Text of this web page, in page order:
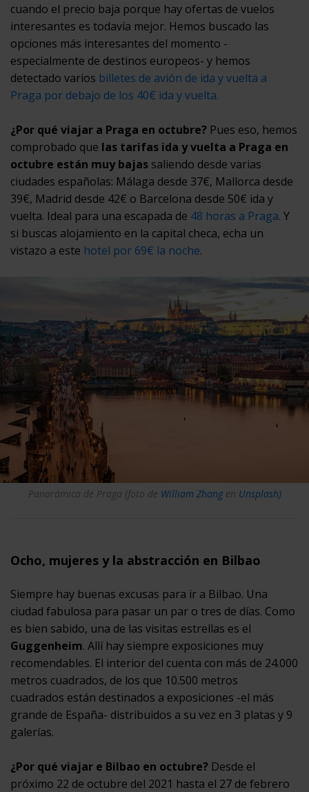
cuando el precio baja porque hay ofertas de vuelos
interesantes es todavía mejor. Hemos buscado las
opciones más interesantes del momento -
especialmente de destinos europeos- y hemos
detectado varios billetes de avión de ida y vuelta a
Praga por debajo de los 40€ ida y vuelta.
¿Por qué viajar a Praga en octubre? Pues eso, hemos
comprobado que las tarifas ida y vuelta a Praga en
octubre están muy bajas saliendo desde varias
ciudades españolas: Málaga desde 37€, Mallorca desde
39€, Madrid desde 42€ o Barcelona desde 50€ ida y
vuelta. Ideal para una escapada de 48 horas a Praga. Y
si buscas alojamiento en la capital checa, echa un
vistazo a este hotel por 69€ la noche.
Panorámica de Praga (foto de William Zhangen Unsplash)
Ocho, mujeres y la abstracción en Bilbao
Siempre hay buenas excusas para ir a Bilbao. Una
ciudad fabulosa para pasar un par o tres de días. Como
es bien sabido, una de las visitas estrellas es el
Guggenheim. Allí hay siempre exposiciones muy
recomendables. El interior del cuenta con más de 24.000
metros cuadrados, de los que 10.500 metros
cuadrados están destinados a exposiciones -el más
grande de España- distribuidos a su vez en 3 platas y 9
galerías.
¿Por qué viajar e Bilbao en octubre? Desde el
próximo 22 de octubre del 2021 hasta el 27 de febrero